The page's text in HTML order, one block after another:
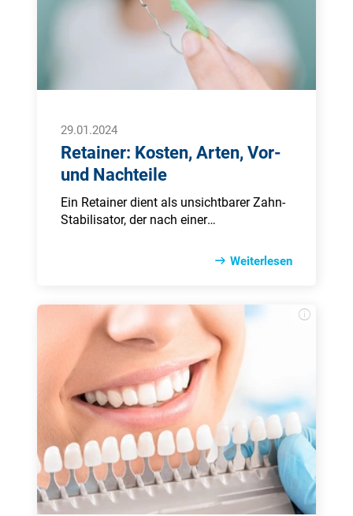
29.01.2024
Retainer: Kosten, Arten, Vor-
und Nachteile
Ein Retainer dient als unsichtbarer Zahn-
Stabilisator, der nach einer
sorgt, dass die Zähne ihre neue Position
oder bewahren – ab. In diesem Artikel
erfahren Sie, welche Arten von Retainern
es gibt, wie sie eingesetzt werden und
warum sie entscheidend für den
langfristigen Behandlungserfolg sind.
Weiterlesen